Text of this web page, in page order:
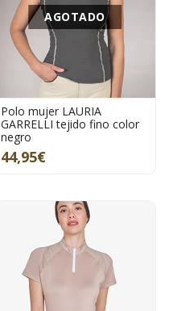
AGOTADO
Polo mujer LAURIA
GARRELLI tejido fino color
negro
44,95€